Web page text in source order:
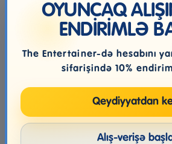
40.99₼
OYUNCAQ
ENDİRİMLƏ
The Entertainer-də hesabını
sifarişində 10%
Qeydiyyatdan
Alış-verişə